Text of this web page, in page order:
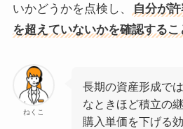
いかどうかを点検し、
自分が
を超えていないかを確認するこ
ねくこ
長期の資産形成で
なときほど積立の
購入単価を下げる